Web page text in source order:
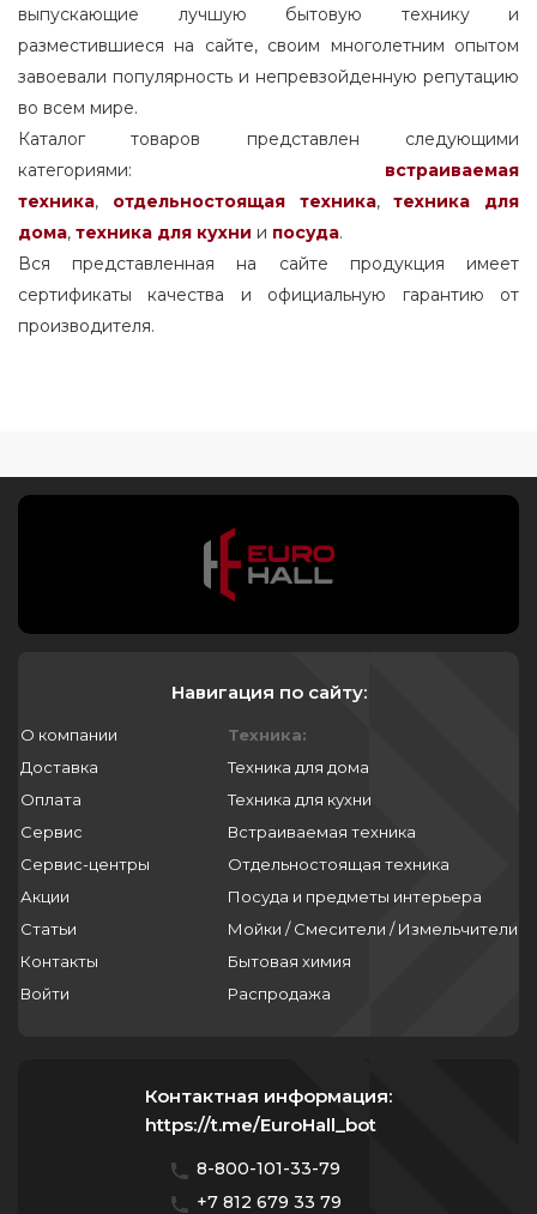
выпускающие лучшую бытовую технику и
разместившиеся на сайте, своим многолетним опытом
завоевали популярность и непревзойденную репутацию
во всем мире.
Каталог товаров представлен следующими
категориями: встраиваемая
техника, отдельностоящаятехника,
техника для
дома, техника для кухни и посуда.
Вся представленная на сайте продукция имеет
сертификаты качества и официальную гарантию от
производителя.
Навигация по сайту:
О компании
Доставка
Оплата
Сервис
Сервис-центры
Акции
Статьи
Контакты
Войти
Техника:
Техника для дома
Техника для кухни
Встраиваемая техника
Отдельностоящая техника
Посуда и предметы интерьера
Мойки / Смесители / Измельчители
Бытовая химия
Распродажа
Контактная информация:
https://t.me/EuroHall_bot
8-800-101-33-79
+7 812 679 33 79